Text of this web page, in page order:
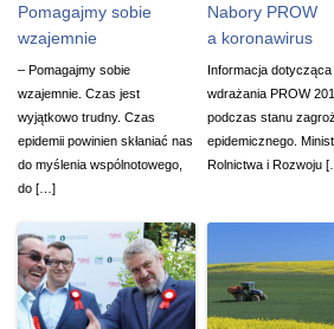
Pomagajmy sobie
wzajemnie
– Pomagajmy sobie
wzajemnie. Czas jest
wyjątkowo trudny. Czas
epidemii powinien skłaniać nas
do myślenia wspólnotowego,
do […]
Nabory PROW
a koronawirus
Informacja dotycząca
wdrażania PROW
podczas stanu
epidemicznego.
Rolnictwa i Rozwoju